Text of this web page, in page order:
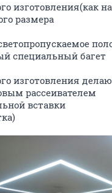
изготовления(как
размера
специальный багет
изготовления
рассеивателем
вставки